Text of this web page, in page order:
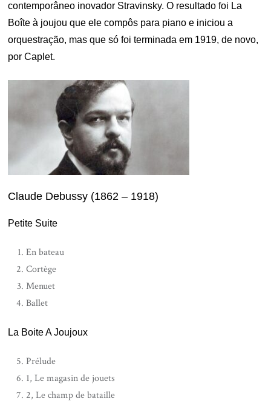
contemporâneo inovador Stravinsky. O resultado foi La
Boîte à joujou que ele compôs para piano e iniciou a
orquestração, mas que só foi terminada em 1919, de novo,
por Caplet.
Claude Debussy (1862 – 1918)
Petite Suite
En bateau
Cortège
Menuet
Ballet
La Boite A Joujoux
Prélude
1, Le magasin de jouets
2, Le champ de bataille